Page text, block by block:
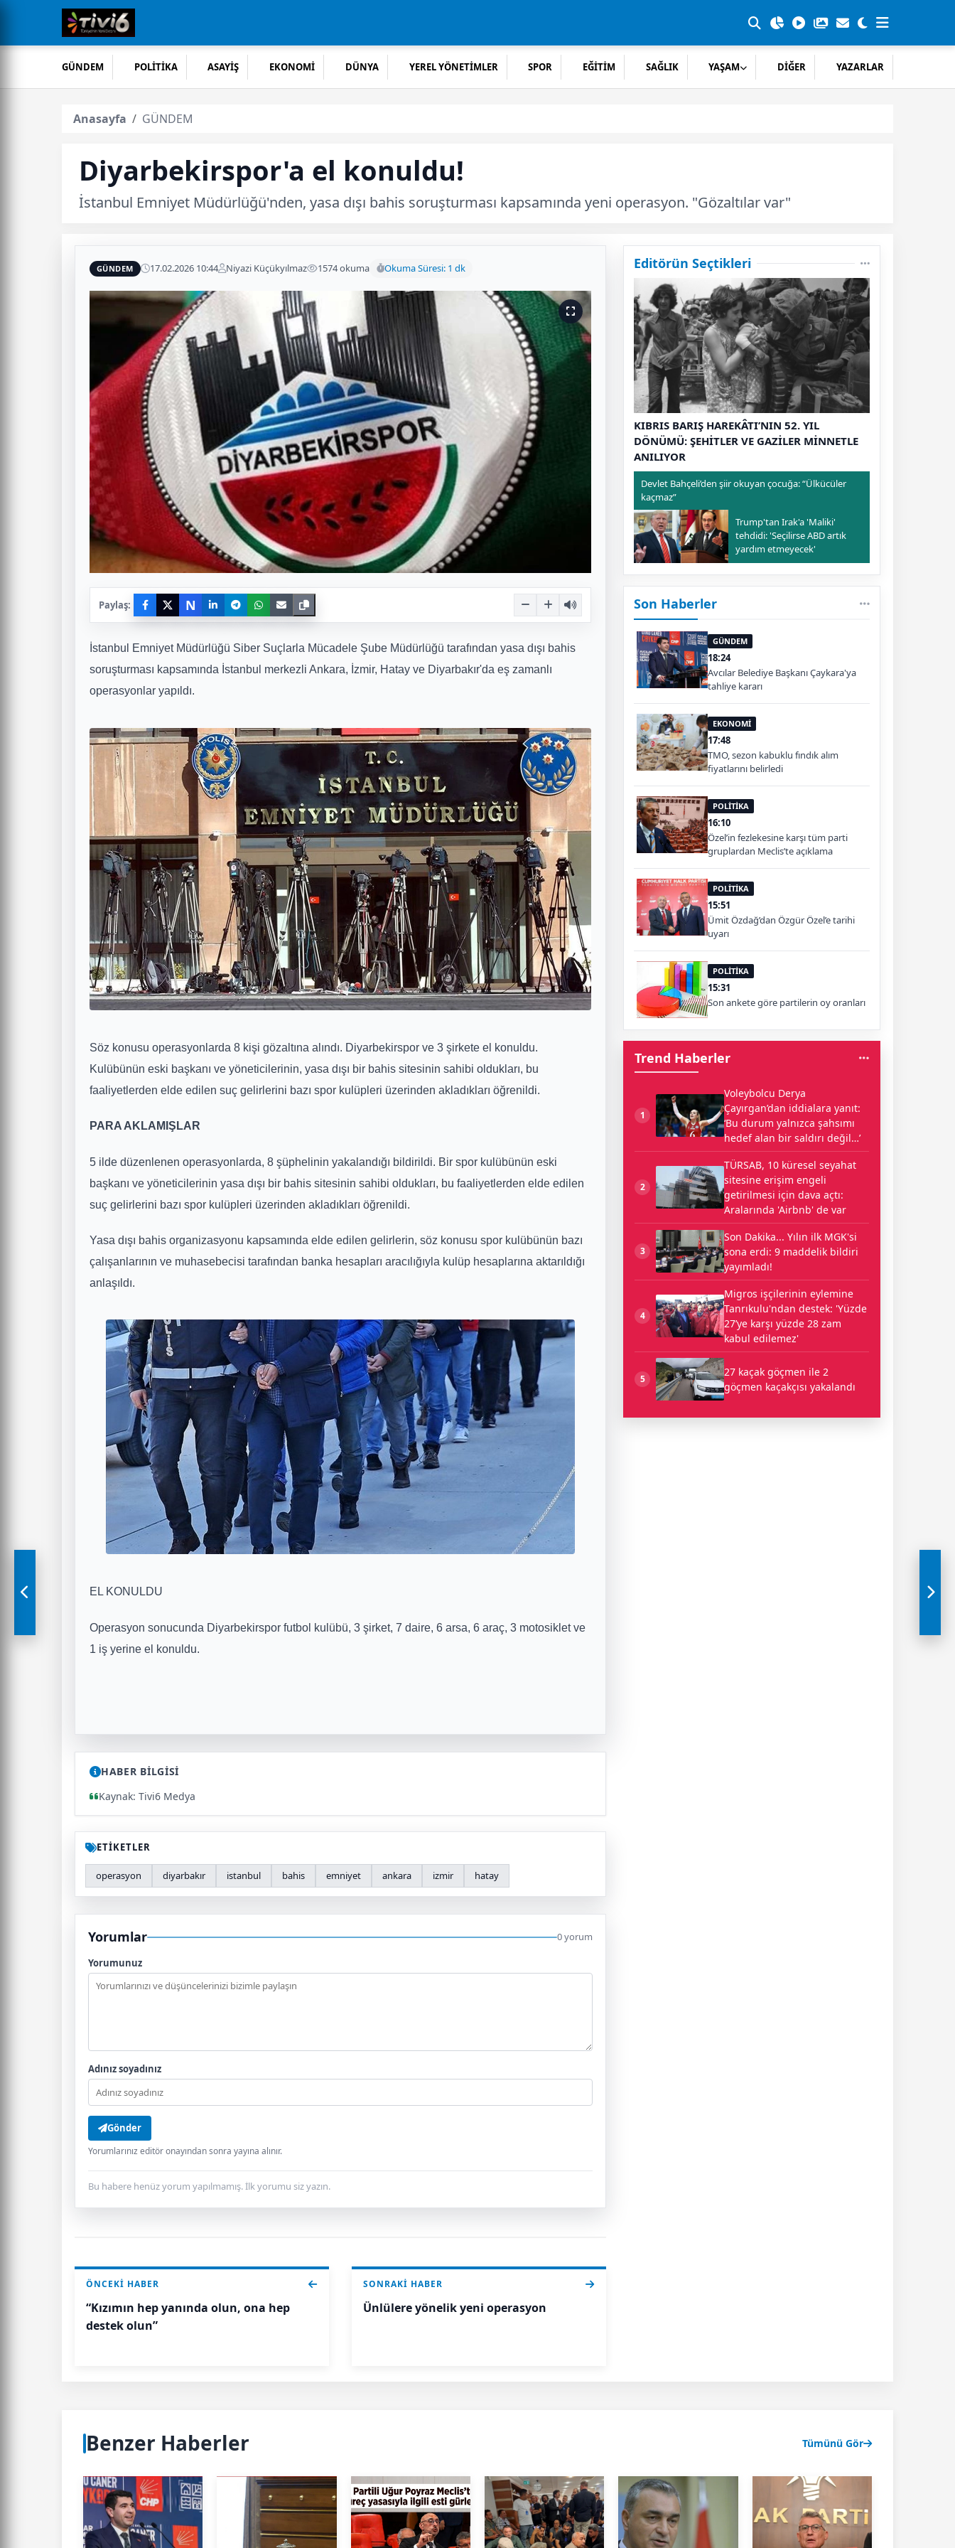
GÜNDEM POLİTİKA ASAYİŞ EKONOMİ DÜNYA YEREL YÖNETİMLER SPOR EĞİTİM SAĞLIK YAŞAM DİĞER YAZARLAR
Anasayfa GÜNDEM
Diyarbekirspor'a el konuldu!
İstanbul Emniyet Müdürlüğü'nden, yasa dışı bahis soruşturması kapsamında yeni operasyon. "Gözaltılar var"
GÜNDEM 17.02.2026 10:44 Niyazi Küçükyılmaz 1574 okuma Okuma Süresi: 1 dk
Paylaş: N
İstanbul Emniyet Müdürlüğü Siber Suçlarla Mücadele Şube Müdürlüğü tarafından yasa dışı bahis
soruşturması kapsamında İstanbul merkezli Ankara, İzmir, Hatay ve Diyarbakır'da eş zamanlı
operasyonlar yapıldı.
Söz konusu operasyonlarda 8 kişi gözaltına alındı. Diyarbekirspor ve 3 şirkete el konuldu.
Kulübünün eski başkanı ve yöneticilerinin, yasa dışı bir bahis sitesinin sahibi oldukları, bu
faaliyetlerden elde edilen suç gelirlerini bazı spor kulüpleri üzerinden akladıkları öğrenildi.
PARA AKLAMIŞLAR
5 ilde düzenlenen operasyonlarda, 8 şüphelinin yakalandığı bildirildi. Bir spor kulübünün eski
başkanı ve yöneticilerinin yasa dışı bir bahis sitesinin sahibi oldukları, bu faaliyetlerden elde edilen
suç gelirlerini bazı spor kulüpleri üzerinden akladıkları öğrenildi.
Yasa dışı bahis organizasyonu kapsamında elde edilen gelirlerin, söz konusu spor kulübünün bazı
çalışanlarının ve muhasebecisi tarafından banka hesapları aracılığıyla kulüp hesaplarına aktarıldığı
anlaşıldı.
EL KONULDU
Operasyon sonucunda Diyarbekirspor futbol kulübü, 3 şirket, 7 daire, 6 arsa, 6 araç, 3 motosiklet ve
1 iş yerine el konuldu.
HABER BİLGİSİ
Kaynak: Tivi6 Medya
ETİKETLER
operasyon diyarbakır istanbul bahis emniyet ankara izmir hatay
Yorumlar 0 yorum
Yorumunuz
Adınız soyadınız
Gönder
Yorumlarınız editör onayından sonra yayına alınır.
Bu habere henüz yorum yapılmamış. İlk yorumu siz yazın.
ÖNCEKI HABER
“Kızımın hep yanında olun, ona hep
destek olun”
SONRAKI HABER
Ünlülere yönelik yeni operasyon
Editörün Seçtikleri
KIBRIS BARIŞ HAREKÂTI’NIN 52. YIL
DÖNÜMÜ: ŞEHİTLER VE GAZİLER MİNNETLE
ANILIYOR
Devlet Bahçeli’den şiir okuyan çocuğa: “Ülkücüler
kaçmaz”
Trump'tan Irak'a 'Maliki'
tehdidi: 'Seçilirse ABD artık
yardım etmeyecek'
Son Haberler
GÜNDEM
18:24
Avcılar Belediye Başkanı Çaykara'ya
tahliye kararı
EKONOMİ
17:48
TMO, sezon kabuklu fındık alım
fiyatlarını belirledi
POLİTİKA
16:10
Özel’in fezlekesine karşı tüm parti
gruplardan Meclis’te açıklama
POLİTİKA
15:51
Ümit Özdağ’dan Özgür Özel’e tarihi
uyarı
POLİTİKA
15:31
Son ankete göre partilerin oy oranları
Trend Haberler
1
Voleybolcu Derya
Çayırgan’dan iddialara yanıt:
‘Bu durum yalnızca şahsımı
hedef alan bir saldırı değil…’
2
TÜRSAB, 10 küresel seyahat
sitesine erişim engeli
getirilmesi için dava açtı:
Aralarında 'Airbnb' de var
3
Son Dakika... Yılın ilk MGK'si
sona erdi: 9 maddelik bildiri
yayımladı!
4
Migros işçilerinin eylemine
Tanrıkulu'ndan destek: 'Yüzde
27’ye karşı yüzde 28 zam
kabul edilemez'
5
27 kaçak göçmen ile 2
göçmen kaçakçısı yakalandı
Benzer Haberler Tümünü Gör